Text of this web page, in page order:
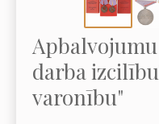
darba
varonību"